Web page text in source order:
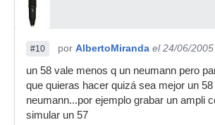
#10 por AlbertoMiranda el 24/06/2005
un 58 vale menos q un neumann pero
que quieras hacer quizá sea mejor un 58
neumann...por ejemplo grabar un ampli
simular un 57